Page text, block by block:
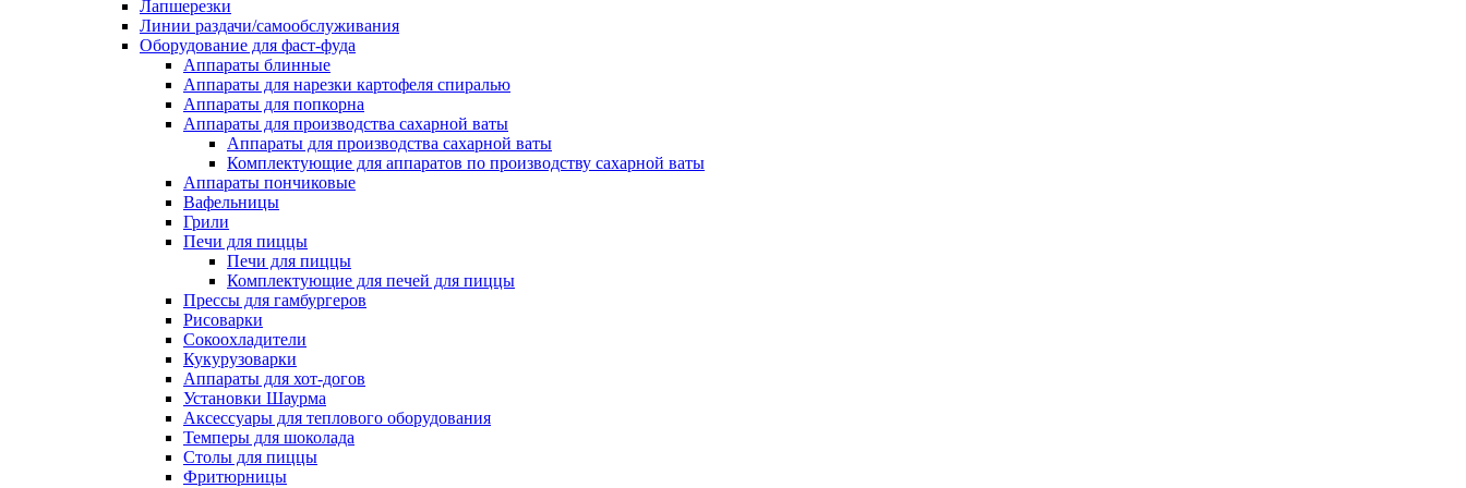
Лапшерезки
Линии раздачи/самообслуживания
Оборудование для фаст-фуда
Аппараты блинные
Аппараты для нарезки картофеля спиралью
Аппараты для попкорна
Аппараты для производства сахарной ваты
Аппараты для производства сахарной ваты
Комплектующие для аппаратов по производству сахарной ваты
Аппараты пончиковые
Вафельницы
Грили
Печи для пиццы
Печи для пиццы
Комплектующие для печей для пиццы
Прессы для гамбургеров
Рисоварки
Сокоохладители
Кукурузоварки
Аппараты для хот-догов
Установки Шаурма
Аксессуары для теплового оборудования
Темперы для шоколада
Столы для пиццы
Фритюрницы